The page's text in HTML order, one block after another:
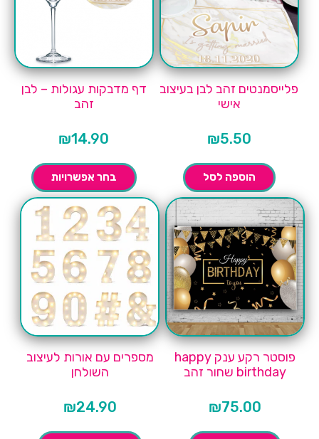
פלייסמנטים זהב לבן בעיצוב
אישי
₪5.50
הוספה לסל
דף מדבקות עגולות – לבן
זהב
₪14.90
בחר אפשרויות
פוסטר רקע ענק happy
birthday שחור זהב
₪75.00
מספרים עם אורות לעיצוב
השולחן
₪24.90